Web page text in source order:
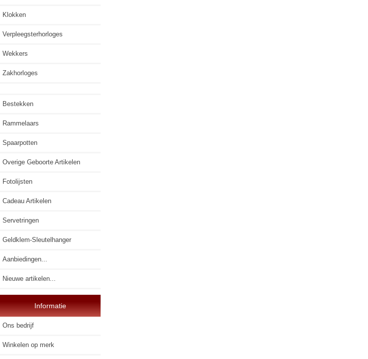
Klokken
Verpleegsterhorloges
Wekkers
Zakhorloges
Bestekken
Rammelaars
Spaarpotten
Overige Geboorte Artikelen
Fotolijsten
Cadeau Artikelen
Servetringen
Geldklem-Sleutelhanger
Aanbiedingen...
Nieuwe artikelen...
Informatie
Ons bedrijf
Winkelen op merk